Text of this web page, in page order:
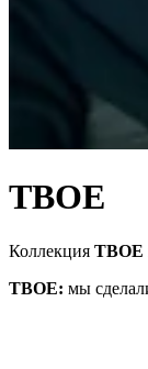
ТВОЕ
Коллекция ТВОЕ
ТВОЕ: мы